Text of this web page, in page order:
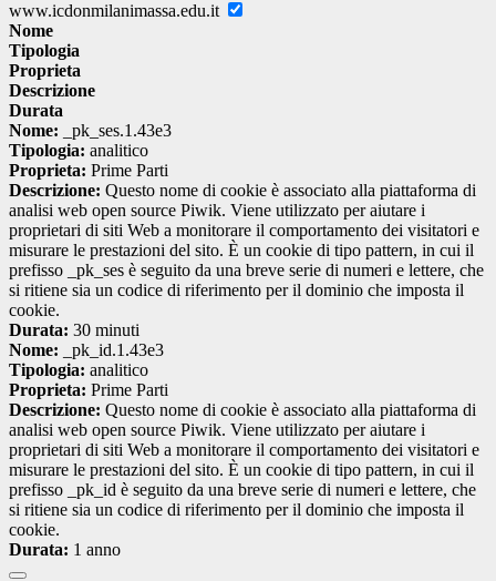
www.icdonmilanimassa.edu.it
Nome
Tipologia
Proprieta
Descrizione
Durata
Nome: _pk_ses.1.43e3
Tipologia: analitico
Proprieta: Prime Parti
Descrizione: Questo nome di cookie è associato alla piattaforma di
analisi web open source Piwik. Viene utilizzato per aiutare i
proprietari di siti Web a monitorare il comportamento dei visitatori e
misurare le prestazioni del sito. È un cookie di tipo pattern, in cui il
prefisso _pk_ses è seguito da una breve serie di numeri e lettere, che
si ritiene sia un codice di riferimento per il dominio che imposta il
cookie.
Durata: 30 minuti
Nome: _pk_id.1.43e3
Tipologia: analitico
Proprieta: Prime Parti
Descrizione: Questo nome di cookie è associato alla piattaforma di
analisi web open source Piwik. Viene utilizzato per aiutare i
proprietari di siti Web a monitorare il comportamento dei visitatori e
misurare le prestazioni del sito. È un cookie di tipo pattern, in cui il
prefisso _pk_id è seguito da una breve serie di numeri e lettere, che
si ritiene sia un codice di riferimento per il dominio che imposta il
cookie.
Durata: 1 anno